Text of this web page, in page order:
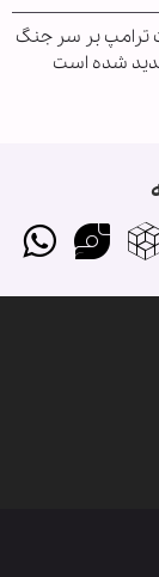
ترامپ بر سر جنگ
شده است